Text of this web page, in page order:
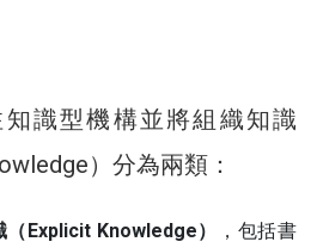
識型機構並將組織知識
）分為兩類：
Explicit Knowledge）
，包括書